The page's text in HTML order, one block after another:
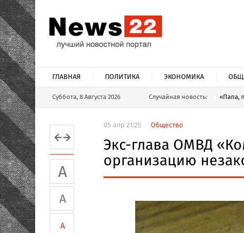
ГЛАВНАЯ ПОЛИТИКА ЭКОНОМИКА
Суббота, 8 Августа 2026 Случайная новость: «Папа,
05 апр 21:25 Общество
Экс-глава ОМВД
организацию